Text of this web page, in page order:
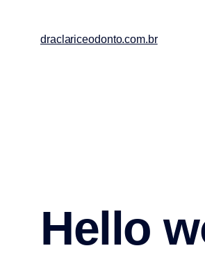
draclariceodonto.com.br
Hello